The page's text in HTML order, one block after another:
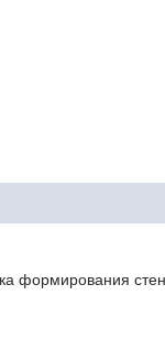
формирования